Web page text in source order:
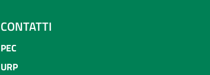
CONTATTI
PEC
URP